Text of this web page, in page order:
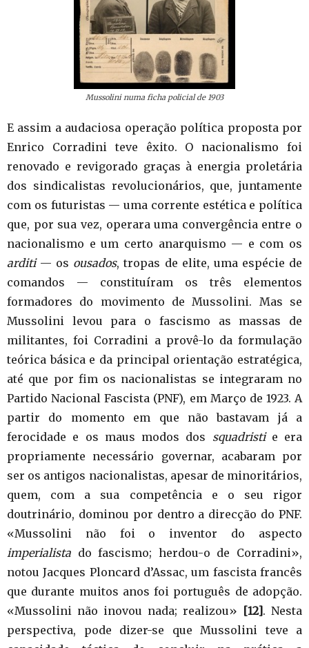
Mussolini numa ficha policial de 1903
E assim a audaciosa operação política proposta por
Enrico Corradini teve êxito. O nacionalismo foi
renovado e revigorado graças à energia proletária
dos sindicalistas revolucionários, que, juntamente
com os futuristas — uma corrente estética e política
que, por sua vez, operara uma convergência entre o
nacionalismo e um certo anarquismo — e com os
arditi— os ousados, tropas de elite, uma espécie de
comandos — constituíram os três elementos
formadores do movimento de Mussolini. Mas se
Mussolini levou para o fascismo as massas de
militantes, foi Corradini a provê-lo da formulação
teórica básica e da principal orientação estratégica,
até que por fim os nacionalistas se integraram no
Partido Nacional Fascista (PNF), em Março de 1923. A
partir do momento em que não bastavam já a
ferocidade e os maus modos dos squadristie era
propriamente necessário governar, acabaram por
ser os antigos nacionalistas, apesar de minoritários,
quem, com a sua competência e o seu rigor
doutrinário, dominou por dentro a direcção do PNF.
«Mussolini não foi o inventor do aspecto
imperialista do fascismo; herdou-o de Corradini»,
notou Jacques Ploncard d’Assac, um fascista francês
que durante muitos anos foi português de adopção.
«Mussolini não inovou nada; realizou» [12]. Nesta
perspectiva, pode dizer-se que Mussolini teve a